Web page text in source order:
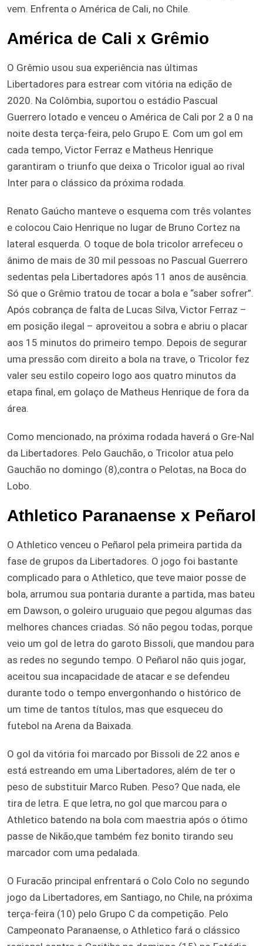
vem. Enfrenta o América de Cali, no Chile.
América de Cali x Grêmio
O Grêmio usou sua experiência nas últimas
Libertadores para estrear com vitória na edição de
2020. Na Colômbia, suportou o estádio Pascual
Guerrero lotado e venceu o América de Cali por 2 a 0 na
noite desta terça-feira, pelo Grupo E. Com um gol em
cada tempo, Victor Ferraz e Matheus Henrique
garantiram o triunfo que deixa o Tricolor igual ao rival
Inter para o clássico da próxima rodada.
Renato Gaúcho manteve o esquema com três volantes
e colocou Caio Henrique no lugar de Bruno Cortez na
lateral esquerda. O toque de bola tricolor arrefeceu o
ânimo de mais de 30 mil pessoas no Pascual Guerrero
sedentas pela Libertadores após 11 anos de ausência.
Só que o Grêmio tratou de tocar a bola e “saber sofrer”.
Após cobrança de falta de Lucas Silva, Victor Ferraz –
em posição ilegal – aproveitou a sobra e abriu o placar
aos 15 minutos do primeiro tempo. Depois de segurar
uma pressão com direito a bola na trave, o Tricolor fez
valer seu estilo copeiro logo aos quatro minutos da
etapa final, em golaço de Matheus Henrique de fora da
área.
Como mencionado, na próxima rodada haverá o Gre-Nal
da Libertadores. Pelo Gauchão, o Tricolor atua pelo
Gauchão no domingo (8),contra o Pelotas, na Boca do
Lobo.
Athletico Paranaense x Peñarol
O Athletico venceu o Peñarol pela primeira partida da
fase de grupos da Libertadores. O jogo foi bastante
complicado para o Athletico, que teve maior posse de
bola, arrumou sua pontaria durante a partida, mas bateu
em Dawson, o goleiro uruguaio que pegou algumas das
melhores chances criadas. Só não pegou todas, porque
veio um gol de letra do garoto Bissoli, que mandou para
as redes no segundo tempo. O Peñarol não quis jogar,
aceitou sua incapacidade de atacar e se defendeu
durante todo o tempo envergonhando o histórico de
um time de tantos títulos, mas que esqueceu do
futebol na Arena da Baixada.
O gol da vitória foi marcado por Bissoli de 22 anos e
está estreando em uma Libertadores, além de ter o
peso de substituir Marco Ruben. Peso? Que nada, ele
tira de letra. E que letra, no gol que marcou para o
Athletico batendo na bola com maestria após o ótimo
passe de Nikão,que também fez bonito tirando seu
marcador com uma pedalada.
O Furacão principal enfrentará o Colo Colo no segundo
jogo da Libertadores, em Santiago, no Chile, na próxima
terça-feira (10) pelo Grupo C da competição. Pelo
Campeonato Paranaense, o Athletico fará o clássico